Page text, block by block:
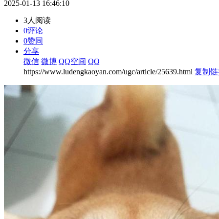
2025-01-13 16:46:10
3人阅读
0评论
0赞同
分享
微信 微博 QQ空间 QQ
https://www.ludengkaoyan.com/ugc/article/25639.html 复制